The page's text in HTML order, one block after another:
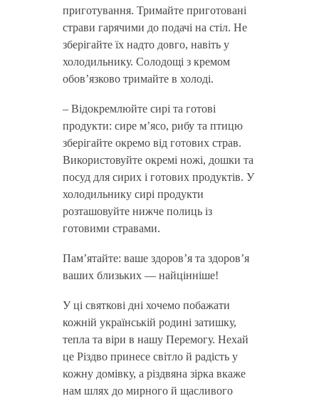
приготування. Тримайте приготовані
страви гарячими до подачі на стіл. Не
зберігайте їх надто довго, навіть у
холодильнику. Солодощі з кремом
обов’язково тримайте в холоді.
– Відокремлюйте сирі та готові
продукти: сире м’ясо, рибу та птицю
зберігайте окремо від готових страв.
Використовуйте окремі ножі, дошки та
посуд для сирих і готових продуктів. У
холодильнику сирі продукти
розташовуйте нижче полиць із
готовими стравами.
Пам’ятайте: ваше здоров’я та здоров’я
ваших близьких — найцінніше!
У ці святкові дні хочемо побажати
кожній українській родині затишку,
тепла та віри в нашу Перемогу. Нехай
це Різдво принесе світло й радість у
кожну домівку, а різдвяна зірка вкаже
нам шлях до мирного й щасливого